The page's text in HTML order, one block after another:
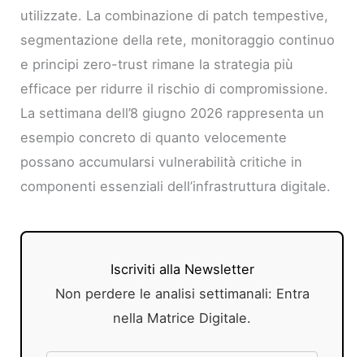
utilizzate. La combinazione di patch tempestive,
segmentazione della rete, monitoraggio continuo
e principi zero-trust rimane la strategia più
efficace per ridurre il rischio di compromissione.
La settimana dell’8 giugno 2026 rappresenta un
esempio concreto di quanto velocemente
possano accumularsi vulnerabilità critiche in
componenti essenziali dell’infrastruttura digitale.
Iscriviti alla Newsletter
Non perdere le analisi settimanali: Entra
nella Matrice Digitale.